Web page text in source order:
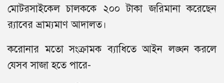
মোটরসাইকেল চালককে ২০০ টাকা জরিমানা করেছেন
র‍্যাবের ভ্রাম্যমাণ আদালত।
করোনার মতো সংক্রামক ব্যাধিতে আইন লঙ্ঘন করলে
যেসব সাজা হতে পারে-